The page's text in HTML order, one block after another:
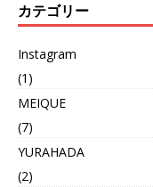
カテゴリー
Instagram
(1)
MEIQUE
(7)
YURAHADA
(2)